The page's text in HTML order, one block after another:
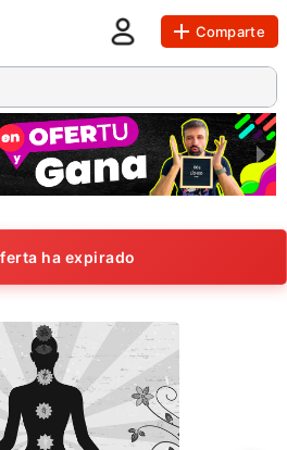
Comparte
ha expirado